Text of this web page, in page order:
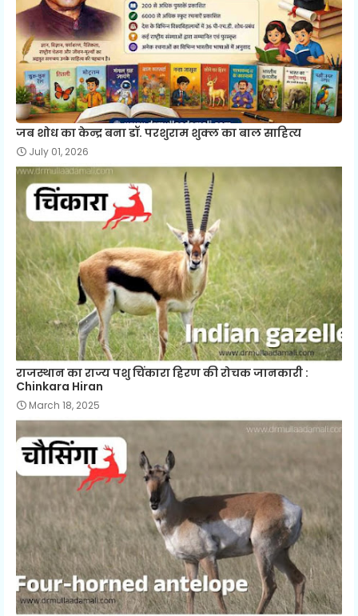
जब शोध का केन्द्र बना डॉ. परशुराम शुक्ल का बाल साहित्य
July 01, 2026
राजस्थान का राज्य पशु चिंकारा हिरण की रोचक जानकारी :
Chinkara Hiran
March 18, 2025